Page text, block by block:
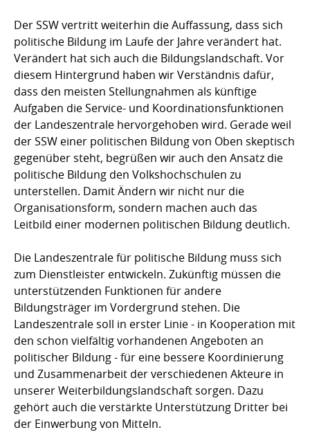
Der SSW vertritt weiterhin die Auffassung, dass sich
politische Bildung im Laufe der Jahre verändert hat.
Verändert hat sich auch die Bildungslandschaft. Vor
diesem Hintergrund haben wir Verständnis dafür,
dass den meisten Stellungnahmen als künftige
Aufgaben die Service- und Koordinationsfunktionen
der Landeszentrale hervorgehoben wird. Gerade weil
der SSW einer politischen Bildung von Oben skeptisch
gegenüber steht, begrüßen wir auch den Ansatz die
politische Bildung den Volkshochschulen zu
unterstellen. Damit Ändern wir nicht nur die
Organisationsform, sondern machen auch das
Leitbild einer modernen politischen Bildung deutlich.
Die Landeszentrale für politische Bildung muss sich
zum Dienstleister entwickeln. Zukünftig müssen die
unterstützenden Funktionen für andere
Bildungsträger im Vordergrund stehen. Die
Landeszentrale soll in erster Linie - in Kooperation mit
den schon vielfältig vorhandenen Angeboten an
politischer Bildung - für eine bessere Koordinierung
und Zusammenarbeit der verschiedenen Akteure in
unserer Weiterbildungslandschaft sorgen. Dazu
gehört auch die verstärkte Unterstützung Dritter bei
der Einwerbung von Mitteln.